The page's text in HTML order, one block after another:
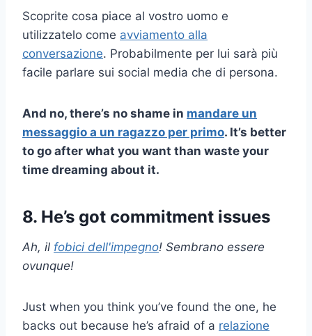
Scoprite cosa piace al vostro uomo e
utilizzatelo come avviamento alla
conversazione. Probabilmente per lui sarà più
facile parlare sui social media che di persona.
And no, there’s no shame in mandare un
messaggio a un ragazzo per primo. It’s better
to go after what you want than waste your
time dreaming about it.
8. He’s got commitment issues
Ah, il fobici dell'impegno! Sembrano essere
ovunque!
Just when you think you’ve found the one, he
backs out because he’s afraid of a relazione